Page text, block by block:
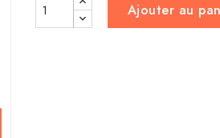
Ajouter au